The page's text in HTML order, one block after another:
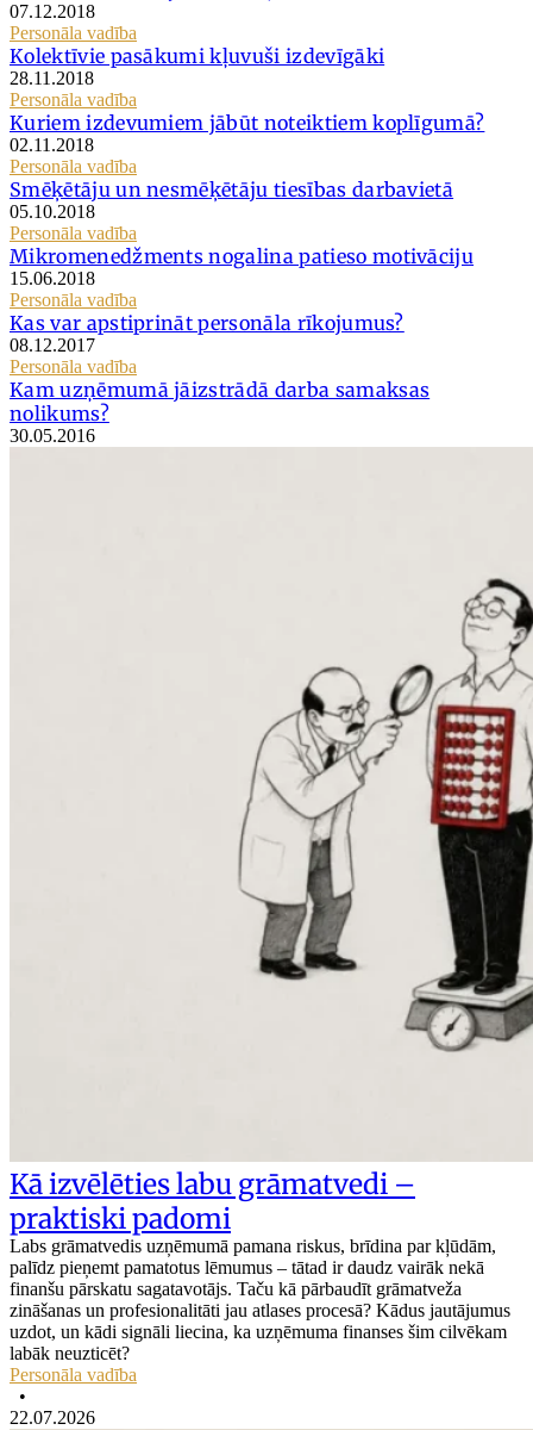
07.12.2018
Personāla vadība
Kolektīvie pasākumi kļuvuši izdevīgāki
28.11.2018
Personāla vadība
Kuriem izdevumiem jābūt noteiktiem koplīgumā?
02.11.2018
Personāla vadība
Smēķētāju un nesmēķētāju tiesības darbavietā
05.10.2018
Personāla vadība
Mikromenedžments nogalina patieso motivāciju
15.06.2018
Personāla vadība
Kas var apstiprināt personāla rīkojumus?
08.12.2017
Personāla vadība
Kam uzņēmumā jāizstrādā darba samaksas
nolikums?
30.05.2016
Kā izvēlēties labu grāmatvedi –
praktiski padomi
Labs grāmatvedis uzņēmumā pamana riskus, brīdina par kļūdām,
palīdz pieņemt pamatotus lēmumus – tātad ir daudz vairāk nekā
finanšu pārskatu sagatavotājs. Taču kā pārbaudīt grāmatveža
zināšanas un profesionalitāti jau atlases procesā? Kādus jautājumus
uzdot, un kādi signāli liecina, ka uzņēmuma finanses šim cilvēkam
labāk neuzticēt?
Personāla vadība
•
22.07.2026